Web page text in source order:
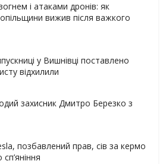
і атаками дронів: як
вижив після важкого
у Вишнівці поставлено
відхилили
захисник Дмитро Березко з
позбавлений прав, сів за кермо